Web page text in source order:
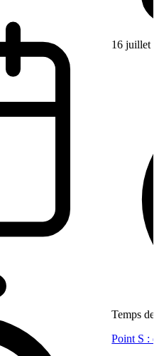
16 juillet
Temps de
Point S :